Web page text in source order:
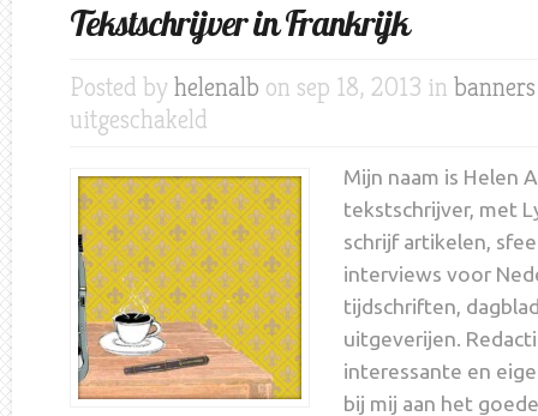
Tekstschrijver in Frankrijk
Posted by helenalb on sep 18, 2013 in
uitgeschakeld
in
Frankrijk
Mijn naam is Helen
tekstschrijver, met
schrijf artikelen,
interviews voor
tijdschriften,
uitgeverijen.
interessante en
bij mij aan het